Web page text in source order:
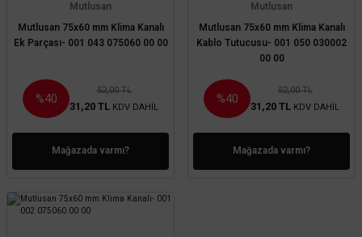
Mutlusan
Mutlusan 75x60 mm Klima Kanalı
Ek Parçası- 001 043 075060 00 00
%40
52,00 TL
31,20 TL KDV DAHİL
Mağazada varmı?
Mutlusan
Mutlusan 75x60 mm Klima Kanalı
Kablo Tutucusu- 001 050 030002
00 00
%40
52,00 TL
31,20 TL KDV DAHİL
Mağazada varmı?